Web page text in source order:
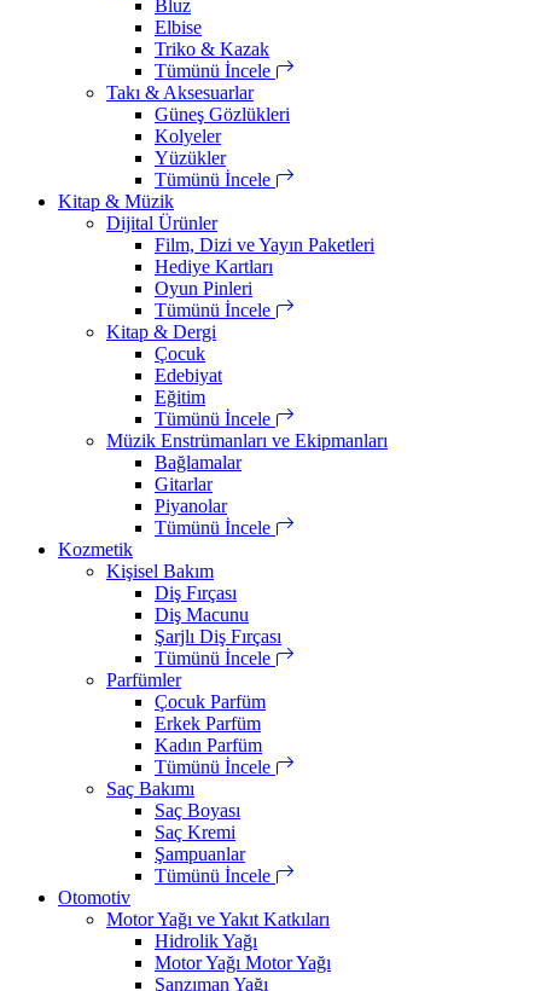
Bluz
Elbise
Triko & Kazak
Tümünü İncele
Takı & Aksesuarlar
Güneş Gözlükleri
Kolyeler
Yüzükler
Tümünü İncele
Kitap & Müzik
Dijital Ürünler
Film, Dizi ve Yayın Paketleri
Hediye Kartları
Oyun Pinleri
Tümünü İncele
Kitap & Dergi
Çocuk
Edebiyat
Eğitim
Tümünü İncele
Müzik Enstrümanları ve Ekipmanları
Bağlamalar
Gitarlar
Piyanolar
Tümünü İncele
Kozmetik
Kişisel Bakım
Diş Fırçası
Diş Macunu
Şarjlı Diş Fırçası
Tümünü İncele
Parfümler
Çocuk Parfüm
Erkek Parfüm
Kadın Parfüm
Tümünü İncele
Saç Bakımı
Saç Boyası
Saç Kremi
Şampuanlar
Tümünü İncele
Otomotiv
Motor Yağı ve Yakıt Katkıları
Hidrolik Yağı
Motor Yağı Motor Yağı
Şanzıman Yağı